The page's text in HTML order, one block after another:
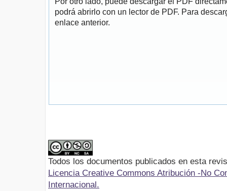
podrá abrirlo con un lector de PDF. Para
enlace anterior.
Todos los documentos publicados en esta
Licencia Creative Commons Atribución -No
Internacional.